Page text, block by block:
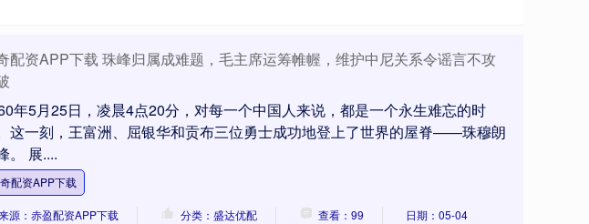
配资APP下载 珠峰归属成难题，毛主席运筹帷幄，维护中尼关系令谣言不攻
年5月25日，凌晨4点20分，对每一个中国人来说，都是一个永生难忘的时
这一刻，王富洲、屈银华和贡布三位勇士成功地登上了世界的屋脊——珠穆朗
。 展....
配资APP下载
源：赤盈配资APP下载 分类：盛达优配 查看：99 日期：05-04